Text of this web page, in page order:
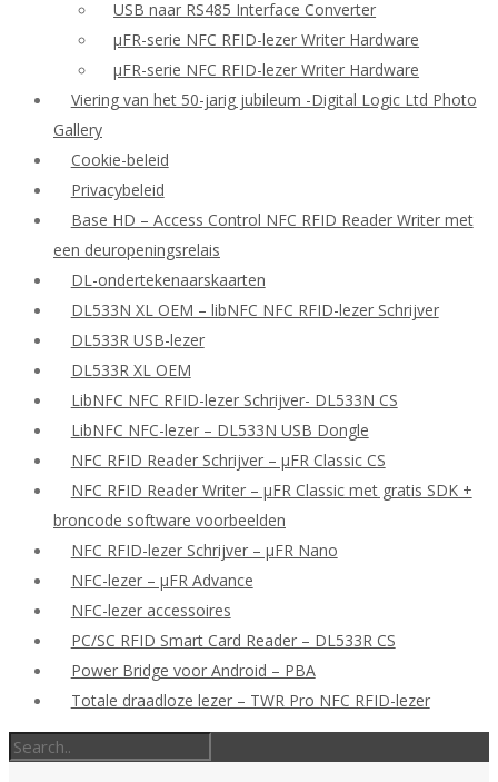
USB naar RS485 Interface Converter
μFR-serie NFC RFID-lezer Writer Hardware
μFR-serie NFC RFID-lezer Writer Hardware
Viering van het 50-jarig jubileum -Digital Logic Ltd Photo
Gallery
Cookie-beleid
Privacybeleid
Base HD – Access Control NFC RFID Reader Writer met
een deuropeningsrelais
DL-ondertekenaarskaarten
DL533N XL OEM – libNFC NFC RFID-lezer Schrijver
DL533R USB-lezer
DL533R XL OEM
LibNFC NFC RFID-lezer Schrijver- DL533N CS
LibNFC NFC-lezer – DL533N USB Dongle
NFC RFID Reader Schrijver – μFR Classic CS
NFC RFID Reader Writer – μFR Classic met gratis SDK +
broncode software voorbeelden
NFC RFID-lezer Schrijver – μFR Nano
NFC-lezer – μFR Advance
NFC-lezer accessoires
PC/SC RFID Smart Card Reader – DL533R CS
Power Bridge voor Android – PBA
Totale draadloze lezer – TWR Pro NFC RFID-lezer